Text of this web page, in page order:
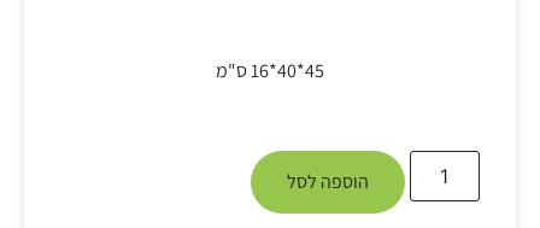
45*40*16 ס"מ
הוספה לסל